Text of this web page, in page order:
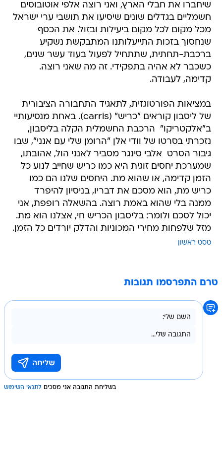
שיחברו את חבלי הארץ, ואני רוצה אלפי אוטובוסים
חשמליים בגדלים שונים שיסיעו את תושבי ערי ישראל
מכל מקום לכל מקום ביעילות ובזול. את הכסף
שנחסוך בזכות התייעלותנו המתבקשת נשקיע
ברכבת-תחתית, שתתחיל לפעול בעוד עשר שנים,
כשכבר לא אהיה בתפקידי. זה מה שאני רוצה.
קדימה, לעבודה.
במציאות הפורטוגזית, לתאגיד התחבורה הציבורית
של ליסבון קוראים "כריש" (carris). באחת מנסיעותיי
ב"אלקטריקו"  הרכבת החשמלית הקלה בליסבון,
נזכרתי בסרטו של וודי אלן "הרומן שלי עם אנני", שבו
גיבור הסרט  אלבי סינגר מסביר לאנני הול, אהובתו,
שמערכת יחסים זוגית היא כמו כריש שחייב לנוע כל
הזמן קדימה, או שהוא מת. היחסים שלנו הם כמו
כריש מת, הוא מסכם את דבריו, בניסיון להיפרד
ממנה בלי שהוא באמת רוצה. בהשאלה רופפת, אני
יכול לסכם ולומר: בליסבון הכריש חי, אצלנו הוא מת.
מזל שלפחות מחירי המכוניות והדלק יורדים כל הזמן.
טסט ראשון
טרם התפרסמו תגובות
בשליחת התגובה אני מסכים לתנאי השימוש